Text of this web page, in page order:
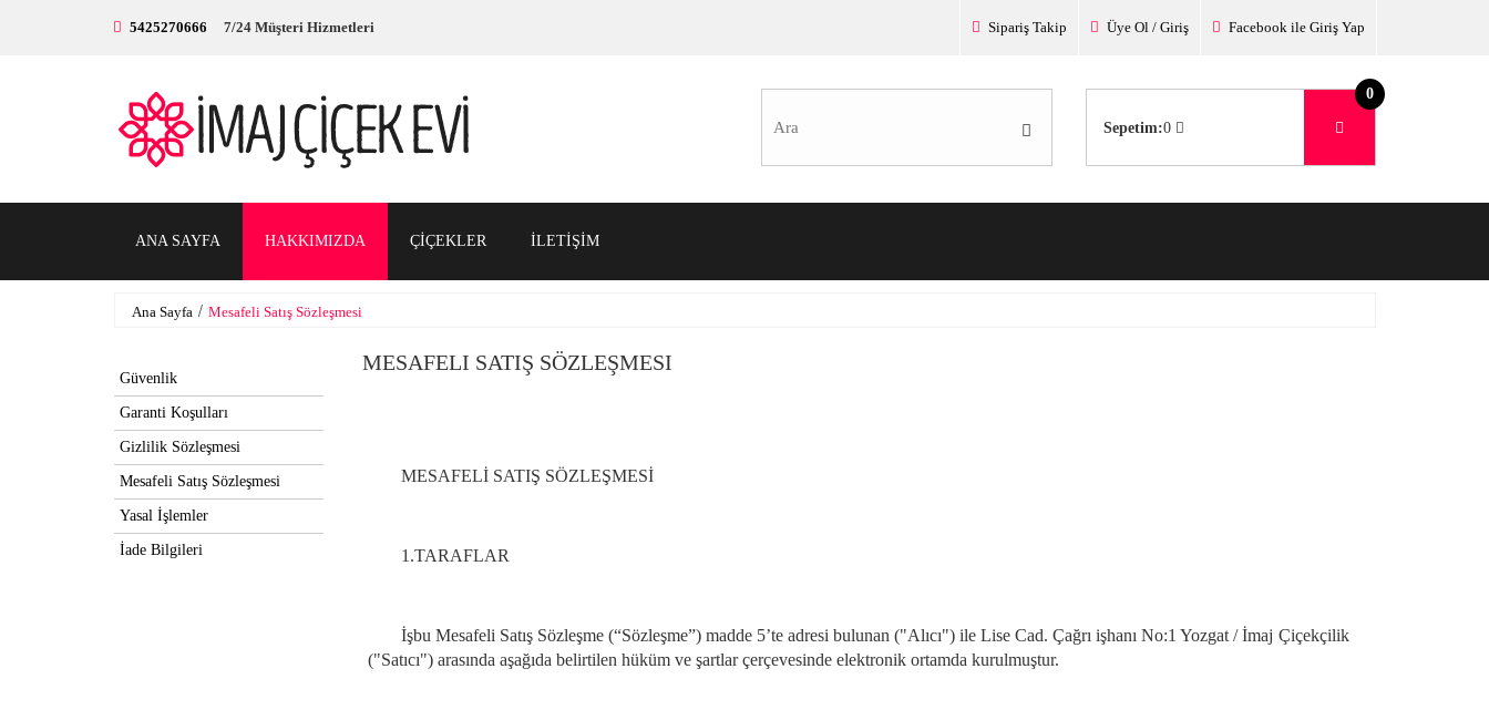
5425270666 7/24 Müşteri Hizmetleri Sipariş Takip Üye Ol / Giriş Facebook ile Giriş Yap
Sepetim:0
0
ANA SAYFA HAKKIMIZDA ÇİÇEKLER İLETİŞİM
Ana Sayfa Mesafeli Satış Sözleşmesi
Güvenlik
Garanti Koşulları
Gizlilik Sözleşmesi
Mesafeli Satış Sözleşmesi
Yasal İşlemler
İade Bilgileri
MESAFELI SATIŞ SÖZLEŞMESI
MESAFELİ SATIŞ SÖZLEŞMESİ
1.TARAFLAR
İşbu Mesafeli Satış Sözleşme (“Sözleşme”) madde 5’te adresi bulunan ("Alıcı") ile Lise Cad. Çağrı işhanı No:1 Yozgat / İmaj Çiçekçilik
("Satıcı") arasında aşağıda belirtilen hüküm ve şartlar çerçevesinde elektronik ortamda kurulmuştur.